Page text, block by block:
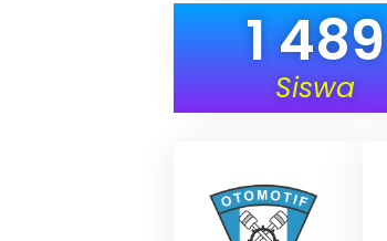
Siswa
1 489